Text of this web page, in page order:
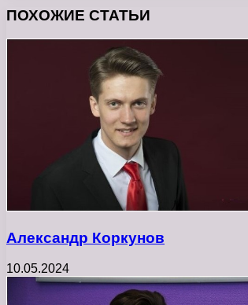
ПОХОЖИЕ СТАТЬИ
Александр Коркунов
10.05.2024